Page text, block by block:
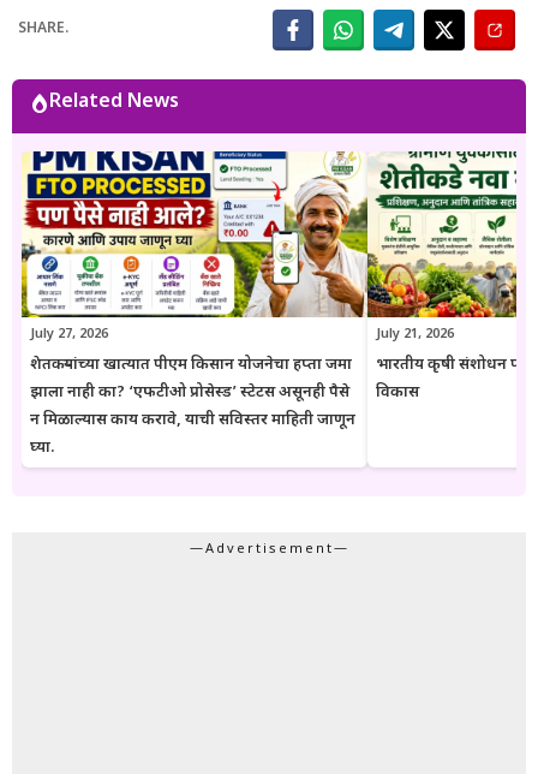
आणि संबंधित अधिकृत स्रोतांचा संदर्भ घेऊन माहितीची पडताळणी केली जाते.
वाचकांना अर्ज प्रक्रिया, पात्रता, आवश्यक कागदपत्रे, लाभ, अंतिम मुदत आणि
युवक आणि सर्वसामान्य नागरिकांपर्यंत विश्वासार्ह, अद्ययावत आणि उपयुक्त माहिती
पोहोचवणे हा आहे. प्रकाशित माहिती वेळोवेळी अद्ययावत ठेवण्याचा प्रयत्न केला
जातो. अधिकृत निर्णयामध्ये बदल झाल्यास संबंधित लेख देखील अद्ययावत करण्यात
येतात. या संकेतस्थळावरील माहिती ही केवळ जनजागृती आणि मार्गदर्शनाच्या
उद्देशाने प्रकाशित केली जाते. कोणत्याही सरकारी योजनेसाठी अर्ज करण्यापूर्वी
संबंधित विभागाच्या अधिकृत संकेतस्थळावरील माहिती, नियम आणि अटींची
पडताळणी करण्याचा सल्ला दिला जातो.
SHARE.
Related News
July 27, 2026
शेतकऱ्यांच्या खात्यात पीएम किसान योजनेचा हप्ता जमा
झाला नाही का? ‘एफटीओ प्रोसेस्ड’ स्टेटस असूनही पैसे
न मिळाल्यास काय करावे, याची सविस्तर माहिती जाणून
घ्या.
July 21, 2026
भारतीय कृषी संशोधन
विकास
—Advertisement—